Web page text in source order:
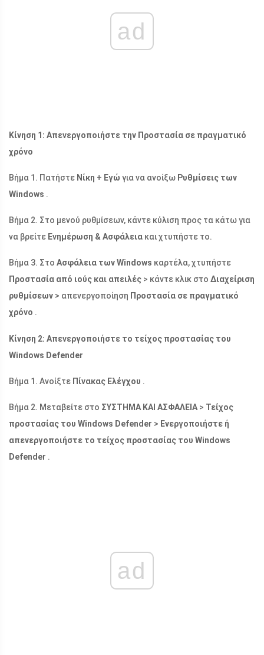
ad
Κίνηση 1: Απενεργοποιήστε την Προστασία σε πραγματικό
χρόνο
Βήμα 1. Πατήστε Νίκη + Εγώ για να ανοίξω Ρυθμίσεις των
Windows .
Βήμα 2. Στο μενού ρυθμίσεων, κάντε κύλιση προς τα κάτω για
να βρείτε Ενημέρωση & Ασφάλεια και χτυπήστε το.
Βήμα 3. Στο Ασφάλεια των Windows καρτέλα, χτυπήστε
Προστασία από ιούς και απειλές > κάντε κλικ στο Διαχείριση
ρυθμίσεων > απενεργοποίηση Προστασία σε πραγματικό
χρόνο .
Κίνηση 2: Απενεργοποιήστε το τείχος προστασίας του
Windows Defender
Βήμα 1. Ανοίξτε Πίνακας Ελέγχου .
Βήμα 2. Μεταβείτε στο ΣΥΣΤΗΜΑ ΚΑΙ ΑΣΦΑΛΕΙΑ > Τείχος
προστασίας του Windows Defender > Ενεργοποιήστε ή
απενεργοποιήστε το τείχος προστασίας του Windows
Defender .
ad